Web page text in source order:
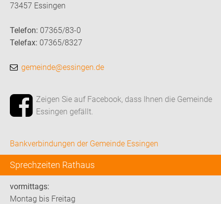
73457 Essingen
Telefon: 07365/83-0
Telefax: 07365/8327
gemeinde@essingen.de
Zeigen Sie auf Facebook, dass Ihnen die Gemeinde
Essingen gefällt.
Bankverbindungen der Gemeinde Essingen
Sprechzeiten Rathaus
vormittags:
Montag bis Freitag